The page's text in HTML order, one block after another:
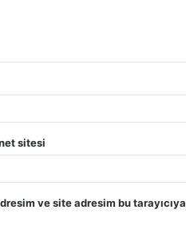
sitesi
ve site adresim bu tarayıcıya